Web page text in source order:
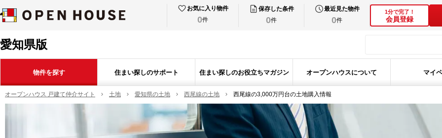
お気に入り物件
0件
保存した条件
0件
最近見た物件
0件
1分で完了！
会員登録
愛知県版
物件を探す 住まい探しのサポート 住まい探しのお役立ちマガジン オープンハウスについて マイ
オープンハウス 戸建て仲介サイト 土地 愛知県の土地 西尾線の土地 西尾線の3,000万円台の土地購入情報